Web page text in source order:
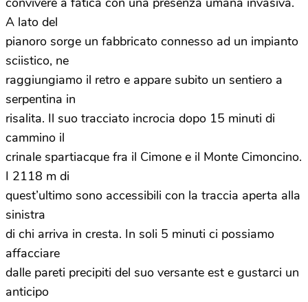
A lato del
pianoro sorge un fabbricato connesso ad un impianto
sciistico, ne
raggiungiamo il retro e appare subito un sentiero a
serpentina in
risalita. Il suo tracciato incrocia dopo 15 minuti di
cammino il
crinale spartiacque fra il Cimone e il Monte Cimoncino.
I 2118 m di
quest’ultimo sono accessibili con la traccia aperta alla
sinistra
di chi arriva in cresta. In soli 5 minuti ci possiamo
affacciare
dalle pareti precipiti del suo versante est e gustarci un
anticipo